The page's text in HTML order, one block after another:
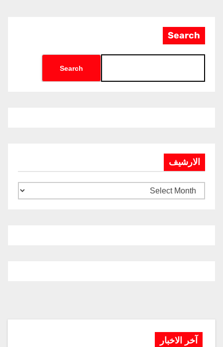
Search
Search
الارشيف
آخر الاخبار